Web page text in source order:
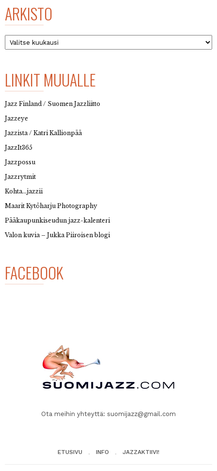
ARKISTO
Arkisto
LINKIT MUUALLE
Jazz Finland / Suomen Jazzliitto
Jazzeye
Jazzista / Katri Kallionpää
JazzIt365
Jazzpossu
Jazzrytmit
Kohta…jazzii
Maarit Kytöharju Photography
Pääkaupunkiseudun jazz-kalenteri
Valon kuvia – Jukka Piiroisen blogi
FACEBOOK
Ota meihin yhteyttä: suomijazz@gmail.com
ETUSIVU INFO JAZZAKTIIVI!